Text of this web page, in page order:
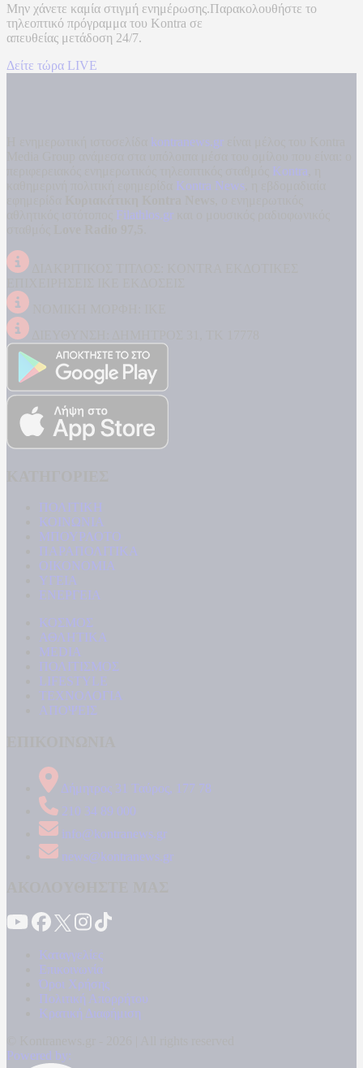
Μην χάνετε καμία στιγμή ενημέρωσης.Παρακολουθήστε το
τηλεοπτικό πρόγραμμα του Kontra σε
απευθείας μετάδοση 24/7.
Δείτε τώρα LIVE
kontranews.gr
Kontra
Kontra News
Filathlos.gr
ΠΟΛΙΤΙΚΗ
ΚΟΙΝΩΝΙΑ
ΜΠΟΥΡΛΟΤΟ
ΠΑΡΑΠΟΛΙΤΙΚΑ
ΟΙΚΟΝΟΜΙΑ
ΥΓΕΙΑ
ΕΝΕΡΓΕΙΑ
ΚΟΣΜΟΣ
ΑΘΛΗΤΙΚΑ
MEDIA
ΠΟΛΙΤΙΣΜΟΣ
LIFESTYLE
ΤΕΧΝΟΛΟΓΙΑ
ΑΠΟΨΕΙΣ
Δήμητρος 31 Ταύρος, 177 78
210 34 89 000
info@kontranews.gr
news@kontranews.gr
Καταγγελίες
Επικοινωνία
Όροι Χρήσης
Πολιτική Απορρήτου
Κρατική Διαφήμιση
Powered by: